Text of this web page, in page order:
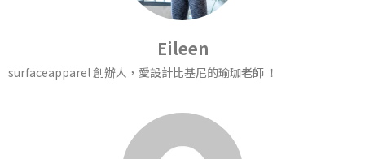
Eileen
surfaceapparel 創辦人，愛設計比基尼的瑜珈老師 ！